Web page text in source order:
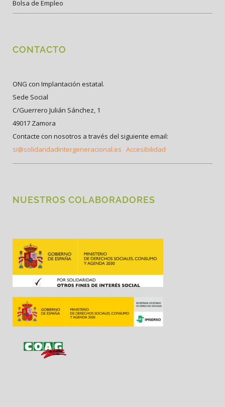
Bolsa de Empleo
CONTACTO
ONG con Implantación estatal.
Sede Social
C/Guerrero Julián Sánchez, 1
49017 Zamora
Contacte con nosotros a través del siguiente email:
si@solidaridadintergeneracional.es Accesibilidad
NUESTROS COLABORADORES